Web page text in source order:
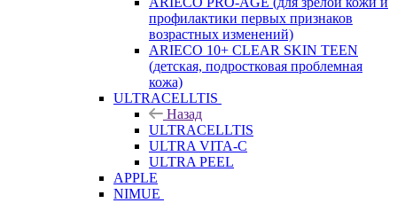
профилактики первых признаков
возрастных изменений)
ARIECO 10+ CLEAR SKIN TEEN
(детская, подростковая проблемная
кожа)
ULTRACELLTIS
Назад
ULTRACELLTIS
ULTRA VITA-C
ULTRA PEEL
APPLE
NIMUE